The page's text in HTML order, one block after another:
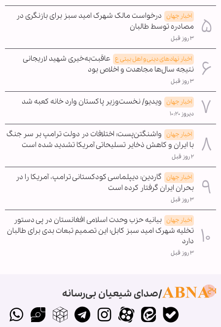
اخبار جهان درخواست مالک شهرک امید سبز برای بازنگری در
مصادره توسط طالبان
۳ روز قبل
اخبار نهادهای دینی و اهل بیتی ع عاقبت‌به‌خیری شهید لاریجانی
نتیجه سال‌ها مجاهدت و اخلاص بود
۳ روز قبل
اخبار جهان ویدیو/ نخست‌وزیر پاکستان وارد خانه کعبه شد
دیروز ۱۰:۲۰
اخبار جهان واشنگتن‌پست: اختلافات در دولت ترامپ بر سر جنگ
با ایران و کاهش ذخایر تسلیحاتی آمریکا تشدید شده است
۲ روز قبل
اخبار جهان گاردین: دیپلماسی کودکستانی ترامپ، آمریکا را در
بحران ایران گرفتار کرده است
۳ روز قبل
اخبار جهان بیانیه حزب وحدت اسلامی افغانستان در پی دستور
تخلیه شهرک امید سبز کابل؛ این تصمیم تبعات بدی برای طالبان
دارد
۳ روز قبل
صدای شیعیان بی‌رسانه